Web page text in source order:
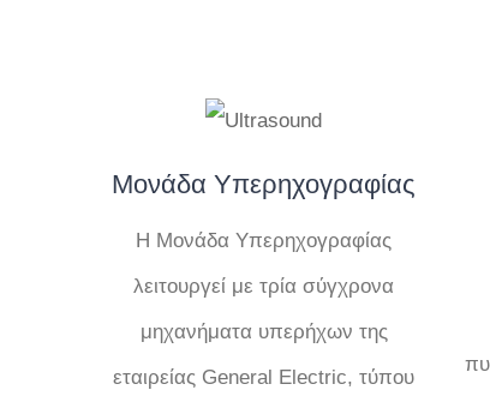
Μονάδα Υπερηχογραφίας
Η Μονάδα Υπερηχογραφίας
λειτουργεί με τρία σύγχρονα
μηχανήματα υπερήχων της
εταιρείας General Electric, τύπου